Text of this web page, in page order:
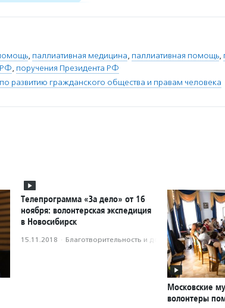
, паллиативная медицина, паллиативная помощь,
РФ, поручения Президента РФ
развитию гражданского общества и правам человека
Телепрограмма «За дело» от 16
ноября: волонтерская экспедиция
в Новосибирск
15.11.2018 · Благотвори­тель­ность и доброволь­чест­во
Московские
волонтеры